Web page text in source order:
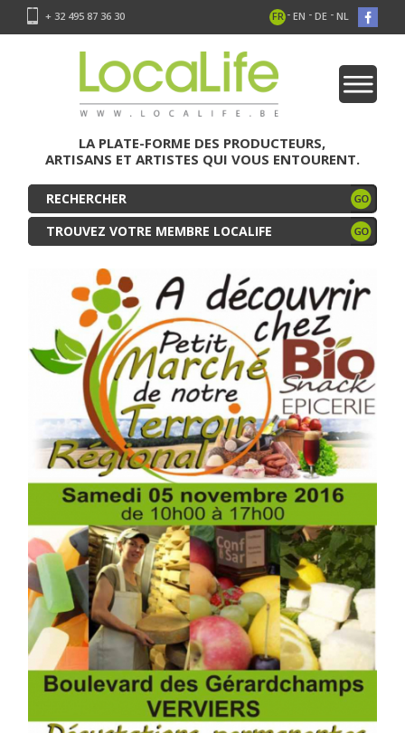
+ 32 495 87 36 30 FR - EN - DE - NL
LA PLATE-FORME DES PRODUCTEURS,
ARTISANS ET ARTISTES QUI VOUS ENTOURENT.
TROUVEZ VOTRE MEMBRE LOCALIFE